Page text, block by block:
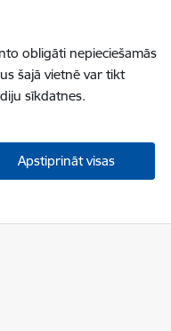
obligāti nepieciešamās
šajā vietnē var tikt
sīkdatnes.
Apstiprināt visas